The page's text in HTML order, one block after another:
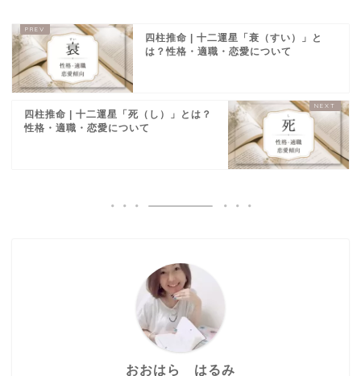
四柱推命 | 十二運星「衰（すい）」と
は？性格・適職・恋愛について
四柱推命 | 十二運星「死（し）」とは？
性格・適職・恋愛について
おおはら はるみ